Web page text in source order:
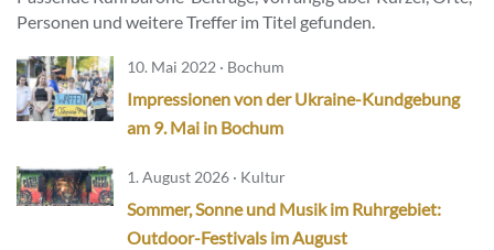
Personen und weitere Treffer im Titel gefunden.
10. Mai 2022 · Bochum
Impressionen von der Ukraine-Kundgebung
am 9. Mai in Bochum
1. August 2026 · Kultur
Sommer, Sonne und Musik im Ruhrgebiet:
Outdoor-Festivals im August